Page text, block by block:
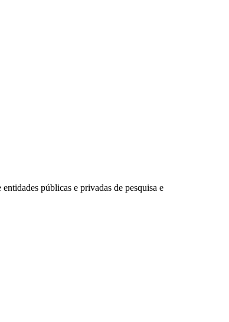
públicas e privadas de pesquisa e